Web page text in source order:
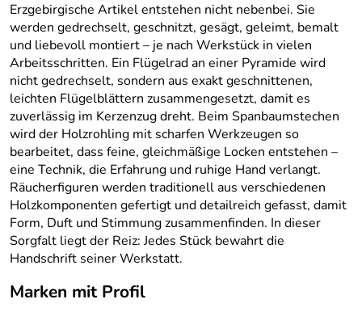
Erzgebirgische Artikel entstehen nicht nebenbei. Sie
werden gedrechselt, geschnitzt, gesägt, geleimt, bemalt
und liebevoll montiert – je nach Werkstück in vielen
Arbeitsschritten. Ein Flügelrad an einer Pyramide wird
nicht gedrechselt, sondern aus exakt geschnittenen,
leichten Flügelblättern zusammengesetzt, damit es
zuverlässig im Kerzenzug dreht. Beim Spanbaumstechen
wird der Holzrohling mit scharfen Werkzeugen so
bearbeitet, dass feine, gleichmäßige Locken entstehen –
eine Technik, die Erfahrung und ruhige Hand verlangt.
Räucherfiguren werden traditionell aus verschiedenen
Holzkomponenten gefertigt und detailreich gefasst, damit
Form, Duft und Stimmung zusammenfinden. In dieser
Sorgfalt liegt der Reiz: Jedes Stück bewahrt die
Handschrift seiner Werkstatt.
Marken mit Profil